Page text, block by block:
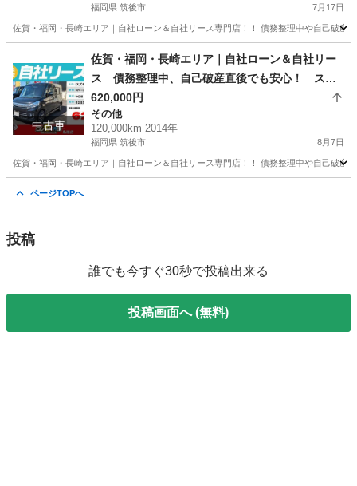
福岡県 筑後市 7月17日
佐賀・福岡・長崎エリア｜自社ローン＆自社リース専門店！！ 債務整理中や自己破
その他 ローン
中古車
佐賀・福岡・長崎エリア｜自社ローン＆自社リー
ス 債務整理中、自己破産直後でも安心！ スズ
キ スペーシアカスタムTS H26年式
620,000円
その他
120,000km 2014年
福岡県 筑後市 8月7日
佐賀・福岡・長崎エリア｜自社ローン＆自社リース専門店！！ 債務整理中や自己破
ページTOPへ
投稿
誰でも今すぐ30秒で投稿出来る
投稿画面へ (無料)